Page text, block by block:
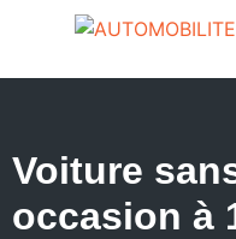
Voiture
occasion à